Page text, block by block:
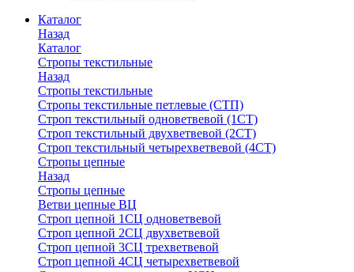
Каталог
Назад
Каталог
Стропы текстильные
Назад
Стропы текстильные
Стропы текстильные петлевые (СТП)
Строп текстильный одноветвевой (1СТ)
Строп текстильный двухветвевой (2СТ)
Строп текстильный четырехветвевой (4СТ)
Стропы цепные
Назад
Стропы цепные
Ветви цепные ВЦ
Строп цепной 1СЦ одноветвевой
Строп цепной 2СЦ двухветвевой
Строп цепной 3СЦ трехветвевой
Строп цепной 4СЦ четырехветвевой